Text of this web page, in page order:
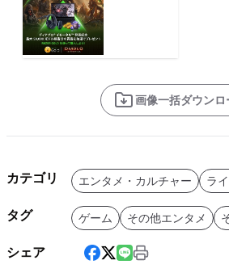
画像一括ダウンロ
カテゴリ エンタメ・カルチャー ラ
タグ ゲーム その他エンタメ
シェア